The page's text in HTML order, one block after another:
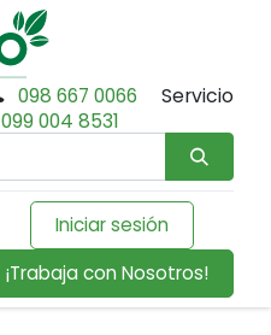
098 667 0066
Servicio
099 004 8531
Iniciar sesión
¡Trabaja con Nosotros!